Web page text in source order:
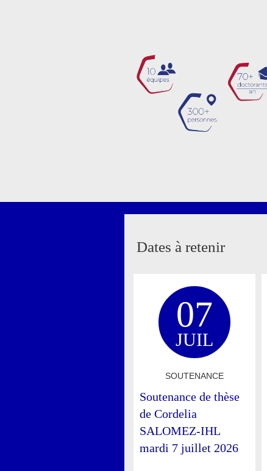
Dates à retenir
07
JUIL
SOUTENANCE
Soutenance de thèse
de Cordelia
SALOMEZ-IHL
mardi 7 juillet 2026